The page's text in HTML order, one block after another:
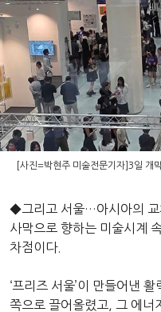
[사진=박현주 미술전문기자]3일 개
◆그리고 서울…아시아의 교
사막으로 향하는 미술시계
차점이다.
‘프리즈 서울’이 만들어낸
쪽으로 끌어올렸고, 그 에너